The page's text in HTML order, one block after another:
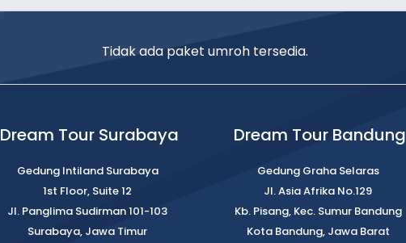
Tidak ada paket umroh tersedia.
Dream Tour Surabaya
Gedung Intiland Surabaya
1st Floor, Suite 12
Jl. Panglima Sudirman 101-103
Surabaya, Jawa Timur
Dream Tour Bandung
Gedung Graha Selaras
Jl. Asia Afrika No.129
Kb. Pisang, Kec. Sumur Bandung
Kota Bandung, Jawa Barat